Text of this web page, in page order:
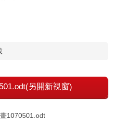
另開新視窗)
1070501.odt